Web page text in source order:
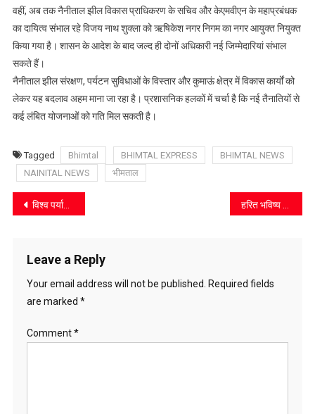
नाथ
शुक्ला
बने
नगर
आयुक्त
वहीं, अब तक नैनीताल झील विकास प्राधिकरण के सचिव और केएमवीएन के महाप्रबंधक
का दायित्व संभाल रहे विजय नाथ शुक्ला को ऋषिकेश नगर निगम का नगर आयुक्त नियुक्त
किया गया है। शासन के आदेश के बाद जल्द ही दोनों अधिकारी नई जिम्मेदारियां संभाल
सकते हैं।
नैनीताल झील संरक्षण, पर्यटन सुविधाओं के विस्तार और कुमाऊं क्षेत्र में विकास कार्यों को
लेकर यह बदलाव अहम माना जा रहा है। प्रशासनिक हलकों में चर्चा है कि नई तैनातियों से
कई लंबित योजनाओं को गति मिल सकती है।
Tagged Bhimtal BHIMTAL EXPRESS
BHIMTAL NEWS
NAINITAL NEWS
भीमताल
Post
विश्व पर्यावरण दिवस पर भीमताल पहुंचेेंगे सीएम धामी, 3000 बोगनवेलिया पौधों से हरियाली बढ़ाने की तैयारी
Leave a Reply
Your email address will not be published.
Required fields
are marked *
Comment*